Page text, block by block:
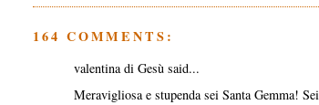
164 COMMENTS:
valentina di Gesù said...
Meravigliosa e stupenda sei Santa Gemma!